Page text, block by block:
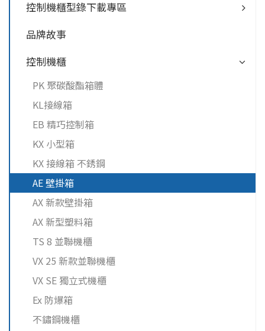
控制機櫃型錄下載專區
品牌故事
控制機櫃
PK 聚碳酸酯箱體
KL接線箱
EB 精巧控制箱
KX 小型箱
KX 接線箱 不銹鋼
AE 壁掛箱
AX 新款壁掛箱
AX 新型塑料箱
TS 8 並聯機櫃
VX 25 新款並聯機櫃
VX SE 獨立式機櫃
Ex 防爆箱
不鏽鋼機櫃